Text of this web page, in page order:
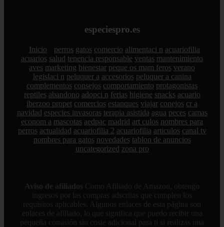
especiespro.es
Inicio perros gatos comercio alimentaci n acuariofilia
acuarios salud tenencia responsable ventas mantenimiento
aves marketing bienestar peque os mam feros verano
legislaci n peluquer a accesorios peluquer a canina
complementos consejos comportamiento protagonistas
reptiles abandono adopci n ferias higiene snacks acuario
iberzoo propet comercios estanques viajar conejos cr a
navidad especies invasoras terapia asistida agua peces camas
econom a mascotas aedpac madrid art culos nombres para
perros actualidad acuariofilia 2 acuariofilia articulos canal tv
nombres para gatos novedades tablon de anuncios
uncategorized zona pro
Aviso de afiliados Como Afiliado de Amazon, obtengo
ingresos por las compras adscritas que cumplen los
requisitos aplicables. Algunos enlaces de esta página son
enlaces de afiliado, lo que significa que puedo recibir una
pequeña comisión sin coste adicional para ti si realizas una